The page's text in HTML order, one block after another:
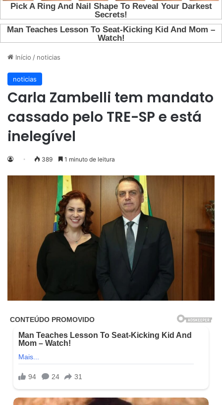
Início / noticias
noticias
Carla Zambelli tem mandato
cassado pelo TRE-SP e está
inelegível
389 1 minuto de leitura